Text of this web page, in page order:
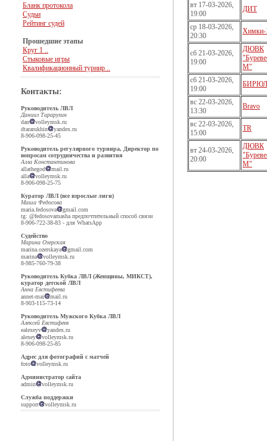
Бланк протокола
Судьи
Рейтинг судей
Прошедшие этапы
Круг 1 ..
Стыковые игры
Квалификационный турнир ..
Контакты:
Руководитель ЛВЛ
Даниил Тарарухин
dan
volleymsk.ru
dtararukhin
yandex.ru
8-906-098-25-45
Руководитель регулярного турнира, Директор по
вопросам сотрудничества и развития
Алла Константинова
allathegod
mail.ru
alla
volleymsk.ru
8-906-098-25-75
Куратор ЛВЛ (все взрослые лиги)
Маша Федосова
maria.fedosova
gmail.com
tg: @fedosovamasha предпочтительный способ связи
8-906-722-38-83 - для WhatsApp
Судейство
Марина Озерская
marina.ozerskaya
gmail.com
marina
volleymsk.ru
8-985-760-79-38
Руководитель Кубка ЛВЛ (Женщины, МИКСТ),
куратор детской ЛВЛ
Анна Евстифеева
annet-mai
mail.ru
8-903-115-73-14
Руководитель Мужского Кубка ЛВЛ
Алексей Евстифеев
ealexeyv
yandex.ru
alexey
volleymsk.ru
8-906-098-25-85
Адрес для фотографий с матчей
foto
volleymsk.ru
Администратор сайта
admin
volleymsk.ru
Служба поддержки
support
volleymsk.ru
вт 17-03-2026,
19:00
ДИТ
ср 18-03-2026,
20:30
Химки-
сб 21-03-2026,
19:00
ДЮВК
М"
сб 21-03-2026,
19:00
вс 22-03-2026,
13:30
Bravo
вс 22-03-2026,
15:00
TR
вт 24-03-2026,
20:00
ДЮВК
М"